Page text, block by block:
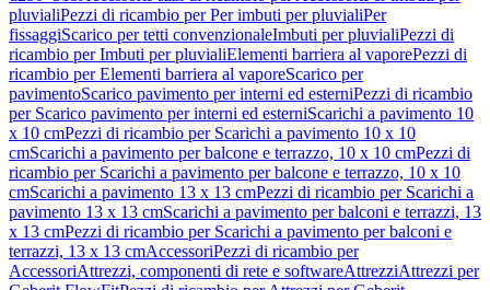
pluvialiPezzi di ricambio per Per imbuti per pluvialiPer
fissaggiScarico per tetti convenzionaleImbuti per pluvialiPezzi di
ricambio per Imbuti per pluvialiElementi barriera al vaporePezzi di
ricambio per Elementi barriera al vaporeScarico per
pavimentoScarico pavimento per interni ed esterniPezzi di ricambio
per Scarico pavimento per interni ed esterniScarichi a pavimento 10
x 10 cmPezzi di ricambio per Scarichi a pavimento 10 x 10
cmScarichi a pavimento per balcone e terrazzo, 10 x 10 cmPezzi di
ricambio per Scarichi a pavimento per balcone e terrazzo, 10 x 10
cmScarichi a pavimento 13 x 13 cmPezzi di ricambio per Scarichi a
pavimento 13 x 13 cmScarichi a pavimento per balconi e terrazzi, 13
x 13 cmPezzi di ricambio per Scarichi a pavimento per balconi e
terrazzi, 13 x 13 cmAccessoriPezzi di ricambio per
AccessoriAttrezzi, componenti di rete e softwareAttrezziAttrezzi per